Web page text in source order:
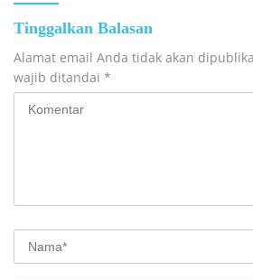
Tinggalkan Balasan
Alamat email Anda tidak akan
wajib ditandai *